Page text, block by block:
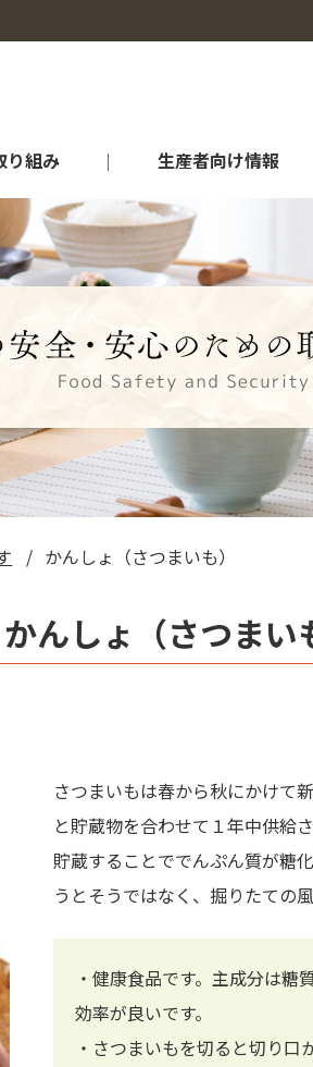
り組み 生産者向け情報
ンキング等（統計資料）
目から探す
農情報
部門のご紹介
かんしょ（さつまいも）
かんしょ（さつまい
さつまいもは春から秋にかけて
と貯蔵物を合わせて１年中供給
貯蔵することででんぷん質が糖
うとそうではなく、掘りたての
・健康食品です。主成分は
効率が良いです。
・さつまいもを切ると切り